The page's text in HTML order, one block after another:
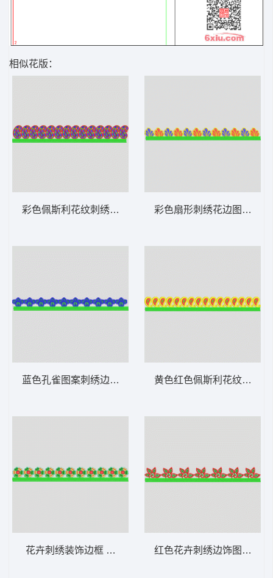
相似花版：
彩色佩斯利花纹刺绣边饰 条带状 水溶条码网
蓝色孔雀图案刺绣边饰 条带状 水溶条码网布
花卉刺绣装饰边框 条带状 水溶条码网布花边
彩色扇形刺绣花边图案 条
黄色红色佩斯利花纹装饰
红色花卉刺绣边饰图案 条